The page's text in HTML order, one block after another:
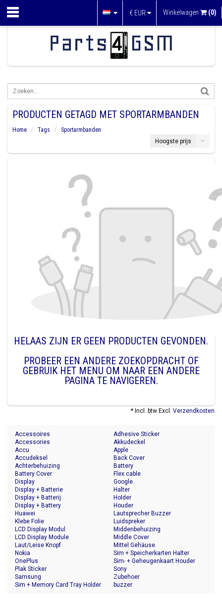
€ EUR Winkelwagen (0)
PRODUCTEN GETAGD MET SPORTARMBANDEN
Home Tags
Sportarmbanden
Hoogste prijs
HELAAS ZIJN ER GEEN PRODUCTEN GEVONDEN.
PROBEER EEN ANDERE ZOEKOPDRACHT OF
GEBRUIK HET MENU OM NAAR EEN ANDERE
PAGINA TE NAVIGEREN.
* Incl. btw Excl. Verzendkosten
Accessoires
Accessories
Accu
Accudeksel
Achterbehuizing
Adhesive Sticker
Akkudeckel
Apple
Back Cover
Battery
Battery Cover
Display
Display + Batterie
Display + Batterij
Display + Battery
Flex cable
Google
Halter
Holder
Houder
Huawei
Klebe Folie
LCD Display Modul
LCD Display Module
Laut/Leise Knopf
Lautsprecher Buzzer
Luidspreker
Middenbehuizing
Middle Cover
Mittel Gehäuse
Nokia
OnePlus
Plak Sticker
Samsung
Sim + Memory Card Tray Holder
Sim + Speicherkarten Halter
Sim- + Geheugenkaart Houder
Sony
Zubehoer
buzzer